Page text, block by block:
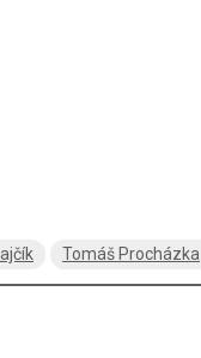
Tomáš Procházka